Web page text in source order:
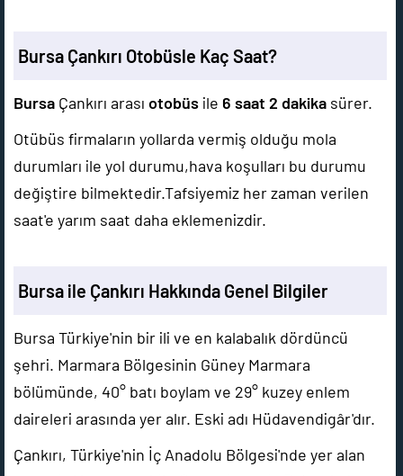
Bursa Çankırı Otobüsle Kaç Saat?
Bursa Çankırı arası otobüs ile 6 saat 2 dakika sürer.
Otübüs firmaların yollarda vermiş olduğu mola
durumları ile yol durumu,hava koşulları bu durumu
değiştire bilmektedir.Tafsiyemiz her zaman verilen
saat'e yarım saat daha eklemenizdir.
Bursa ile Çankırı Hakkında Genel Bilgiler
Bursa Türkiye'nin bir ili ve en kalabalık dördüncü
şehri. Marmara Bölgesinin Güney Marmara
bölümünde, 40° batı boylam ve 29° kuzey enlem
daireleri arasında yer alır. Eski adı Hüdavendigâr'dır.
Çankırı, Türkiye'nin İç Anadolu Bölgesi'nde yer alan